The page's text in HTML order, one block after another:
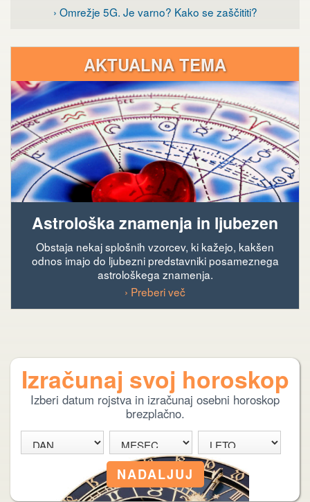
› Omrežje 5G. Je varno? Kako se zaščititi?
AKTUALNA TEMA
Astrološka znamenja in ljubezen
Obstaja nekaj splošnih vzorcev, ki kažejo, kakšen
odnos imajo do ljubezni predstavniki posameznega
astrološkega znamenja.
› Preberi več
Izračunaj svoj horoskop
Izberi datum rojstva in izračunaj osebni horoskop
brezplačno.